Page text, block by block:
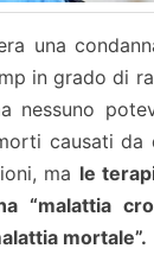
una
in grado di
nessuno
causati da
ma le
“malattia
mortale”.